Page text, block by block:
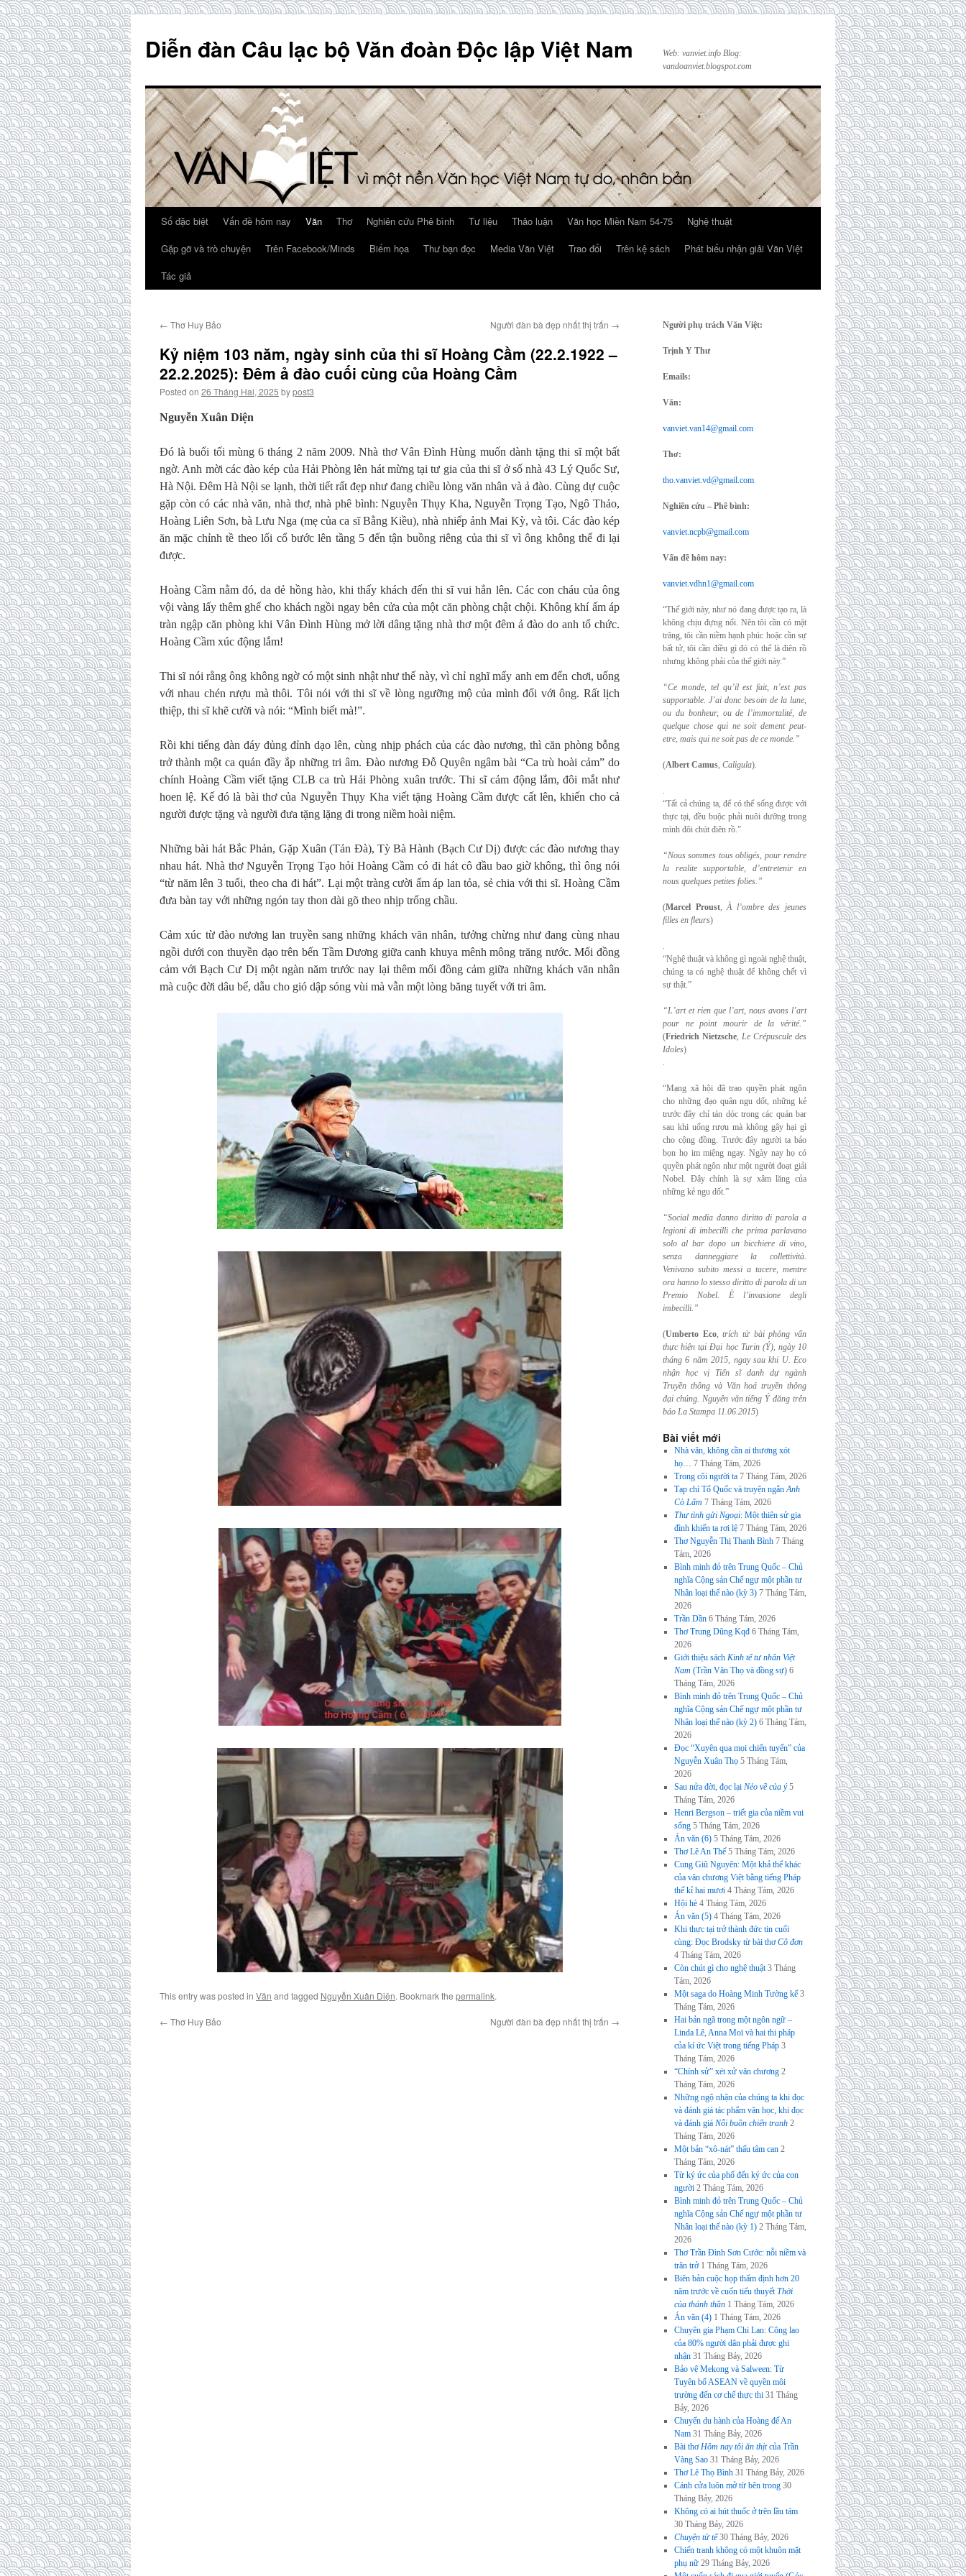
content
Diễn đàn Câu lạc bộ Văn đoàn Độc lập Việt Nam
Web: vanviet.info Blog:
vandoanviet.blogspot.com
Số đặc biệt Vấn đề hôm nay Văn Thơ Nghiên cứu Phê bình Tư liệu Thảo luận Văn học Miền Nam 54-75
Nghệ thuật
Gặp gỡ và trò chuyện
Trên Facebook/Minds Biếm họa Thư bạn đọc Media Văn Việt Trao đổi Trên kệ sách
Phát biểu nhận giải Văn Việt
Tác giả
← Thơ Huy Bảo Người đàn bà đẹp nhất thị trấn →
Kỷ niệm 103 năm, ngày sinh của thi sĩ Hoàng Cầm (22.2.1922 –
22.2.2025): Đêm ả đào cuối cùng của Hoàng Cầm
Posted on 26 Tháng Hai, 2025 bypost3
Nguyễn Xuân Diện
Đó là buổi tối mùng 6 tháng 2 năm 2009. Nhà thơ Vân Đình Hùng muốn dành tặng thi sĩ một bất
ngờ. Anh mời các đào kép của Hải Phòng lên hát mừng tại tư gia của thi sĩ ở số nhà 43 Lý Quốc Sư,
Hà Nội. Đêm Hà Nội se lạnh, thời tiết rất đẹp như đang chiều lòng văn nhân và ả đào. Cùng dự cuộc
gặp còn có các nhà văn, nhà thơ, nhà phê bình: Nguyễn Thụy Kha, Nguyễn Trọng Tạo, Ngô Thảo,
Hoàng Liên Sơn, bà Lưu Nga (mẹ của ca sĩ Bằng Kiều), nhà nhiếp ảnh Mai Kỳ, và tôi. Các đào kép
ăn mặc chỉnh tề theo lối cổ bước lên tầng 5 đến tận buồng riêng của thi sĩ vì ông không thể đi lại
được.
Hoàng Cầm nằm đó, da dẻ hồng hào, khi thấy khách đến thi sĩ vui hẳn lên. Các con cháu của ông
vội vàng lấy thêm ghế cho khách ngồi ngay bên cửa của một căn phòng chật chội. Không khí ấm áp
tràn ngập căn phòng khi Vân Đình Hùng mở lời dâng tặng nhà thơ một đêm ả đào do anh tổ chức.
Hoàng Cầm xúc động lắm!
Thi sĩ nói rằng ông không ngờ có một sinh nhật như thế này, vì chỉ nghĩ mấy anh em đến chơi, uống
với nhau chén rượu mà thôi. Tôi nói với thi sĩ về lòng ngưỡng mộ của mình đối với ông. Rất lịch
thiệp, thi sĩ khẽ cười và nói: “Mình biết mà!”.
Rồi khi tiếng đàn đáy đủng đỉnh dạo lên, cùng nhịp phách của các đào nương, thì căn phòng bỗng
trở thành một ca quán đầy ắp những tri âm. Đào nương Đỗ Quyên ngâm bài “Ca trù hoài cảm” do
chính Hoàng Cầm viết tặng CLB ca trù Hải Phòng xuân trước. Thi sĩ cảm động lắm, đôi mắt như
hoen lệ. Kế đó là bài thơ của Nguyễn Thụy Kha viết tặng Hoàng Cầm được cất lên, khiến cho cả
người được tặng và người đưa tặng lặng đi trong niềm hoài niệm.
Những bài hát Bắc Phản, Gặp Xuân (Tản Đà), Tỳ Bà Hành (Bạch Cư Dị) được các đào nương thay
nhau hát. Nhà thơ Nguyễn Trọng Tạo hỏi Hoàng Cầm có đi hát cô đầu bao giờ không, thì ông nói
“từ năm lên 3 tuổi, theo cha đi hát”. Lại một tràng cười ấm áp lan tỏa, sẻ chia với thi sĩ. Hoàng Cầm
đưa bàn tay với những ngón tay thon dài gõ theo nhịp trống chầu.
Cảm xúc từ đào nương lan truyền sang những khách văn nhân, tưởng chừng như đang cùng nhau
ngồi dưới con thuyền dạo trên bến Tầm Dương giữa canh khuya mênh mông trăng nước. Mối đồng
cảm với Bạch Cư Dị một ngàn năm trước nay lại thêm mối đồng cảm giữa những khách văn nhân
mà cuộc đời dâu bể, dẫu cho gió dập sóng vùi mà vẫn một lòng băng tuyết với tri âm.
This entry was posted in Văn and tagged Nguyễn Xuân Diện. Bookmark the permalink.
← Thơ Huy Bảo Người đàn bà đẹp nhất thị trấn →
Người phụ trách Văn Việt:
Trịnh Y Thư
Emails:
Văn:
vanviet.van14@gmail.com
Thơ:
tho.vanviet.vd@gmail.com
Nghiên cứu – Phê bình:
vanviet.ncpb@gmail.com
Vấn đề hôm nay:
vanviet.vdhn1@gmail.com
“Thế giới này, như nó đang được tạo ra, là
không chịu đựng nổi. Nên tôi cần có mặt
trăng, tôi cần niềm hạnh phúc hoặc cần sự
bất tử, tôi cần điều gì đó có thể là điên rồ
nhưng không phải của thế giới này.”
“Ce monde, tel qu’il est fait, n’est pas
supportable. J’ai donc besoin de la lune,
ou du bonheur, ou de l’immortalité, de
quelque chose qui ne soit dement peut-
etre, mais qui ne soit pas de ce monde.”
(Albert Camus, Caligula).
.
“Tất cả chúng ta, để có thể sống được với
thực tại, đều buộc phải nuôi dưỡng trong
mình đôi chút điên rồ.”
“Nous sommes tous obligés, pour rendre
la realite supportable, d’entretenir en
nous quelques petites folies.”
(Marcel Proust,À l’ombre des jeunes
filles en fleurs)
.
“Nghệ thuật và không gì ngoài nghệ thuật,
chúng ta có nghệ thuật để không chết vì
sự thật.”
“L’art et rien que l’art, nous avons l’art
pour ne point mourir de la vérité.”
(Friedrich Nietzsche, Le Crépuscule des
Idoles)
.
“Mạng xã hội đã trao quyền phát ngôn
cho những đạo quân ngu dốt, những kẻ
trước đây chỉ tán dóc trong các quán bar
sau khi uống rượu mà không gây hại gì
cho cộng đồng. Trước đây người ta bảo
bọn họ im miệng ngay. Ngày nay họ có
quyền phát ngôn như một người đoạt giải
Nobel. Đây chính là sự xâm lăng của
những kẻ ngu dốt.”
“Social media danno diritto di parola a
legioni di imbecilli che prima parlavano
solo albar dopo un bicchiere di vino,
senza danneggiare la collettività.
Venivano subito messi a tacere, mentre
ora hanno lo stesso diritto di parola di un
Premio Nobel. È l’invasione degli
imbecilli.”
(Umberto Eco,trích từ bài phỏng vấn
thực hiện tại Đại học Turin (Ý), ngày 10
tháng 6 năm 2015, ngay sau khi U. Eco
nhận học vị Tiến sĩ danh dự ngành
Truyền thông và Văn hoá truyền thông
đại chúng. Nguyên văn tiếng Ý đăng trên
báo La Stampa 11.06.2015)
Bài viết mới
Nhà văn, không cần ai thương xót
họ… 7 Tháng Tám, 2026
Trong cõi người ta 7 Tháng Tám, 2026
Tạp chí Tổ Quốc và truyện ngắnAnh
Cò Lấm 7 Tháng Tám, 2026
Thư tình gửi Ngoại: Một thiên sử gia
đình khiến ta rơi lệ 7 Tháng Tám, 2026
Thơ Nguyễn Thị Thanh Bình 7 Tháng
Tám, 2026
Bình minh đỏ trên Trung Quốc – Chủ
nghĩa Cộng sản Chế ngự một phần tư
Nhân loại thế nào (kỳ 3) 7 Tháng Tám,
2026
Trần Dần 6 Tháng Tám, 2026
Thơ Trung Dũng Kqđ 6 Tháng Tám,
2026
Giới thiệu sách Kinh tế tư nhân Việt
Nam (Trần Văn Thọ và đồng sự) 6
Tháng Tám, 2026
Bình minh đỏ trên Trung Quốc – Chủ
nghĩa Cộng sản Chế ngự một phần tư
Nhân loại thế nào (kỳ 2) 6 Tháng Tám,
2026
Đọc “Xuyên qua mọi chiến tuyến” của
Nguyễn Xuân Thọ 5 Tháng Tám,
2026
Sau nửa đời, đọc lại Nẻo về của ý 5
Tháng Tám, 2026
Henri Bergson – triết gia của niềm vui
sống 5 Tháng Tám, 2026
Án văn (6) 5 Tháng Tám, 2026
Thơ Lê An Thế 5 Tháng Tám, 2026
Cung Giũ Nguyên: Một khả thể khác
của văn chương Việt bằng tiếng Pháp
thế kỉ hai mươi 4 Tháng Tám, 2026
Hội hè 4 Tháng Tám, 2026
Án văn (5) 4 Tháng Tám, 2026
Khi thực tại trở thành đức tin cuối
cùng: Đọc Brodsky từ bài thơCô đơn
4 Tháng Tám, 2026
Còn chút gì cho nghệ thuật 3 Tháng
Tám, 2026
Một saga do Hoàng Minh Tường kể 3
Tháng Tám, 2026
Hai bản ngã trong một ngôn ngữ –
Linda Lê, Anna Moï và hai thi pháp
của kí ức Việt trong tiếng Pháp 3
Tháng Tám, 2026
“Chính sử” xét xử văn chương 2
Tháng Tám, 2026
Những ngộ nhận của chúng ta khi đọc
và đánh giá tác phẩm văn học, khi đọc
và đánh giá Nỗi buồn chiến tranh 2
Tháng Tám, 2026
Một bản “xô-nát” thấu tâm can 2
Tháng Tám, 2026
Từ ký ức của phố đến ký ức của con
người 2 Tháng Tám, 2026
Bình minh đỏ trên Trung Quốc – Chủ
nghĩa Cộng sản Chế ngự một phần tư
Nhân loại thế nào (kỳ 1) 2 Tháng Tám,
2026
Thơ Trần Đình Sơn Cước: nỗi niềm và
trăn trở 1 Tháng Tám, 2026
Biên bản cuộc họp thẩm định hơn 20
năm trước về cuốn tiểu thuyếtThời
của thánh thần 1 Tháng Tám, 2026
Án văn (4) 1 Tháng Tám, 2026
Chuyên gia Phạm Chi Lan: Công lao
của 80% người dân phải được ghi
nhận 31 Tháng Bảy, 2026
Bảo vệ Mekong và Salween: Từ
Tuyên bố ASEAN về quyền môi
trường đến cơ chế thực thi 31 Tháng
Bảy, 2026
Chuyến du hành của Hoàng đế An
Nam 31 Tháng Bảy, 2026
Bài thơHôm nay tôi ăn thịtcủa Trần
Vàng Sao 31 Tháng Bảy, 2026
Thơ Lê Thọ Bình 31 Tháng Bảy, 2026
Cánh cửa luôn mở từ bên trong 30
Tháng Bảy, 2026
Không có ai hút thuốc ở trên lầu tám
30 Tháng Bảy, 2026
Chuyện tử tế 30 Tháng Bảy, 2026
Chiến tranh không có một khuôn mặt
phụ nữ 29 Tháng Bảy, 2026